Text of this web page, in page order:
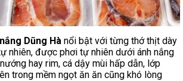
Dũng Hà nổi bật với từng thớ thịt dày
nhiên, được phơi tự nhiên dưới ánh nắng
hay rim, cá dậy mùi hấp dẫn, lớp
trong mềm ngọt ăn ăn cũng khó lòng